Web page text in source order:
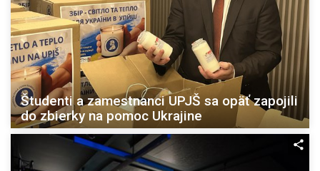
Študenti a zamestnanci UPJŠ sa opäť zapojili
do zbierky na pomoc Ukrajine